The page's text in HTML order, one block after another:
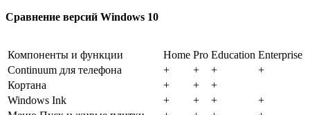
Сравнение версий Windows 10
Компоненты и функции Home Pro Education Enterprise
Continuum для телефона
+ + +
+
Кортана
+ +
+
Windows Ink
+ + +
+